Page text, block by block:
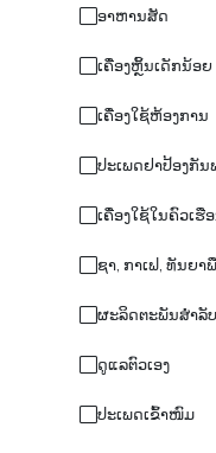
ອາຫານສັດ
ເຄື່ອງຫຼິ້ນເດັກນ້ອຍ
ເຄື່ອງໃຊ້ຫ້ອງການ
ປະເພດຢາປ້ອງກັນ
ເຄື່ອງໃຊ້ໃນຄົວເຮື
ຊາ,​ ກາເຟ, ທັນຍາ
ຜະລິດຕະພັນສຳລັ
ດູແລຕົວເອງ
ປະເພດເຂົ້າໜົມ